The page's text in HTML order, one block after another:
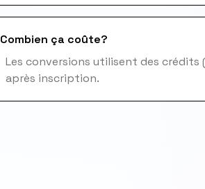
Combien ça coûte?
Les conversions utilisent des
après inscription.